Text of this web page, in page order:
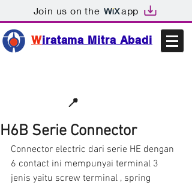
Join us on the app
Wiratama Mitra Abadi
📍
H6B Serie Connector
Connector electric dari serie HE dengan
6 contact ini mempunyai terminal 3
jenis yaitu screw terminal , spring